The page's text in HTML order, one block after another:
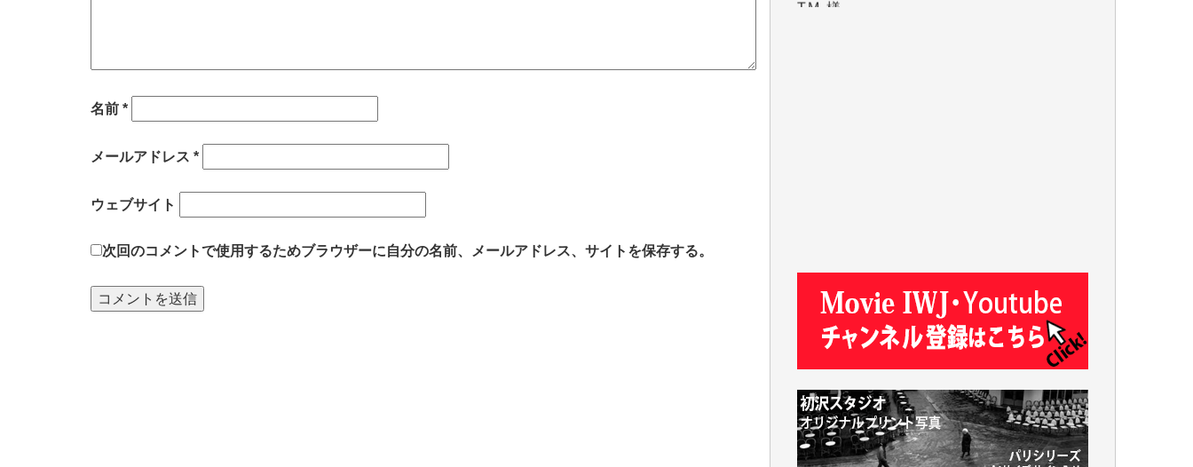
名前 *
メールアドレス *
ウェブサイト
次回のコメントで使用するためブラウザーに自分の名前、メールアドレス、サイトを保存する。
マシオン 恵美香 様
Y.T. 様
T.K. 様
ASAKO TAKAESU 様
マシオン恵美香 様
吉住俊昭 様
徳山匡 様
金 盛起 様
塩川 晃平 様